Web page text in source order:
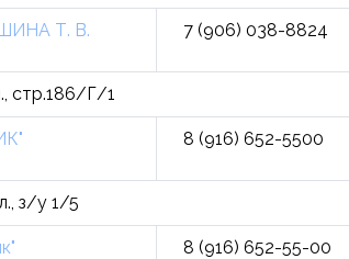
Т. В. 7 (906) 038-8824
стр.186/Г/1
8 (916) 652-5500
з/у 1/5
8 (916) 652-55-00